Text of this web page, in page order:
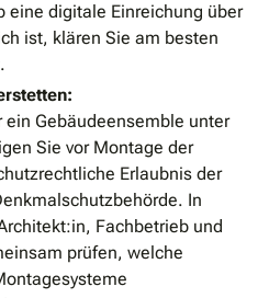
eine digitale Einreichung über
ist, klären Sie am besten
ein Gebäudeensemble unter
Sie vor Montage der
Erlaubnis der
In
Fachbetrieb und
prüfen, welche